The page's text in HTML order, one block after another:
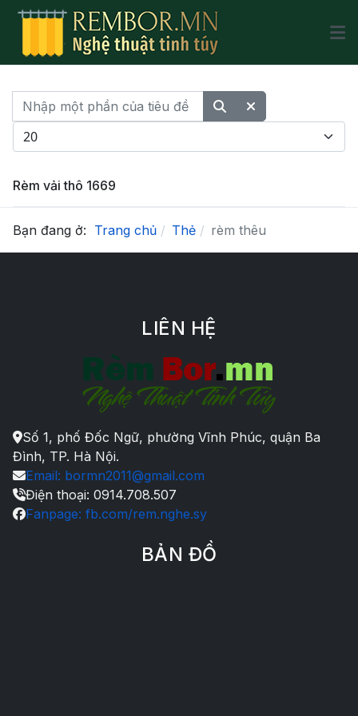
Nhập một phần của tiêu đề
Hiển thị #
Rèm vải thô 1669
Bạn đang ở: Trang chủ Thẻ rèm thêu
LIÊN HỆ
Số 1, phố Đốc Ngữ, phường Vĩnh Phúc, quận Ba
Đình, TP. Hà Nội.
Email: bormn2011@gmail.com
Điện thoại: 0914.708.507
Fanpage: fb.com/rem.nghe.sy
BẢN ĐỒ